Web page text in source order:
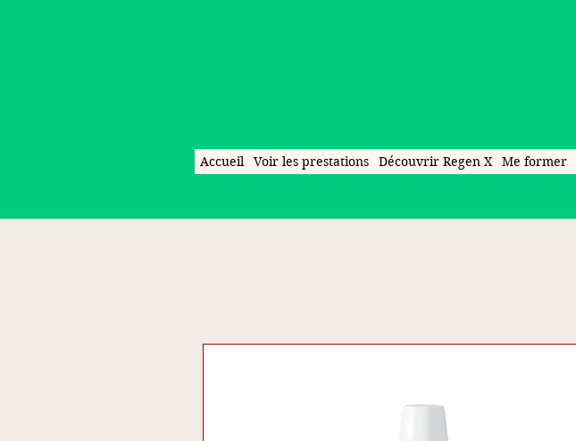
Accueil Voir les prestations Découvrir Regen X Me former